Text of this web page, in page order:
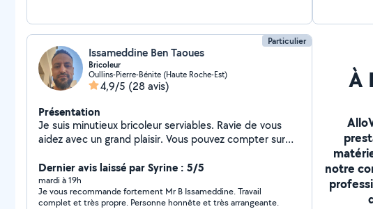
Particulier
Issameddine Ben Taoues
Bricoleur
Oullins-Pierre-Bénite (Haute Roche-Est)
4,9/5 (28 avis)
Présentation
Je suis minutieux bricoleur serviables. Ravie de vous
aidez avec un grand plaisir. Vous pouvez compter sur
meubles récupérer des objets dans les magasins. Je
suis à votre service.
Dernier avis laissé par Syrine : 5/5
mardi à 19h
Je vous recommande fortement Mr B Issameddine. Travail
complet et très propre. Personne honnête et très arrangeante.
À
notre